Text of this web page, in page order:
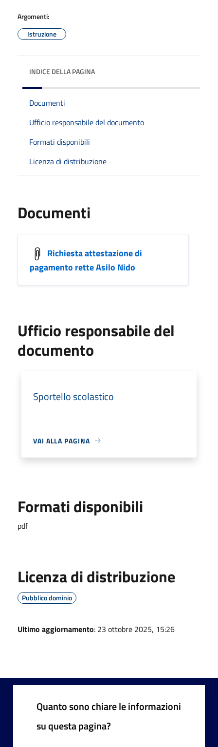
Argomenti:
Istruzione
INDICE DELLA PAGINA
Documenti
Ufficio responsabile del documento
Formati disponibili
Licenza di distribuzione
Documenti
Richiesta attestazione di
pagamento rette Asilo Nido
Ufficio responsabile del
documento
Sportello scolastico
VAI ALLA PAGINA
Formati disponibili
pdf
Licenza di distribuzione
Pubblico dominio
Ultimo aggiornamento: 23 ottobre 2025, 15:26
Quanto sono chiare le informazioni
su questa pagina?